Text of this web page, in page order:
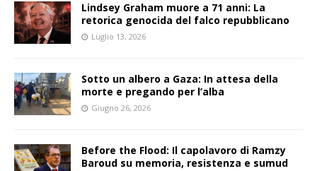
Lindsey Graham muore a 71 anni: La
retorica genocida del falco repubblicano
Luglio 13, 2026
Sotto un albero a Gaza: In attesa della
morte e pregando per l’alba
Giugno 26, 2026
Before the Flood: Il capolavoro di Ramzy
Baroud su memoria, resistenza e sumud